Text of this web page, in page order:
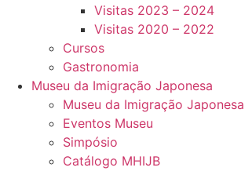
Visitas 2023 – 2024
Visitas 2020 – 2022
Cursos
Gastronomia
Museu da Imigração Japonesa
Museu da Imigração Japonesa
Eventos Museu
Simpósio
Catálogo MHIJB